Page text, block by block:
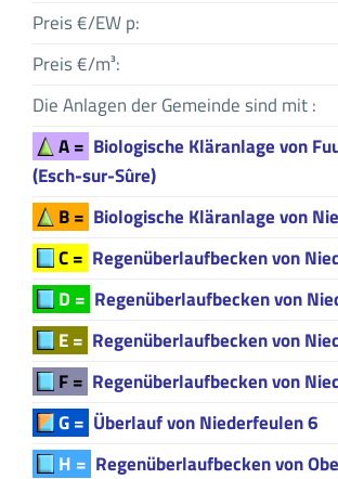
Preis €/EW p:
Preis €/m³:
Die Anlagen der Gemeinde sind mit :
A = Biologische Kläranlage von
(Esch-sur-Sûre)
B = Biologische Kläranlage von
C = Regenüberlaufbecken von
D = Regenüberlaufbecken von
E = Regenüberlaufbecken von
F = Regenüberlaufbecken von
G = Überlauf von Niederfeulen 6
H = Regenüberlaufbecken von